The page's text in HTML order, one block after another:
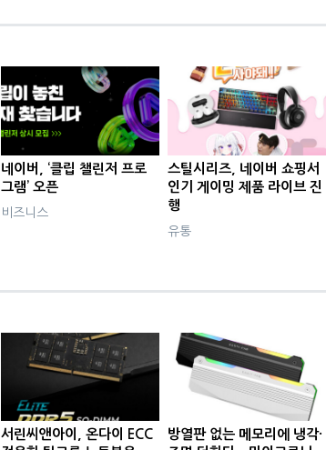
네이버, ‘클립 챌린저 프로
그램’ 오픈
비즈니스
스틸시리즈, 네이버 쇼핑서
인기 게이밍 제품 라이브 진
행
유통
서린씨앤아이, 온다이 ECC
방열판 없는 메모리에 냉각·